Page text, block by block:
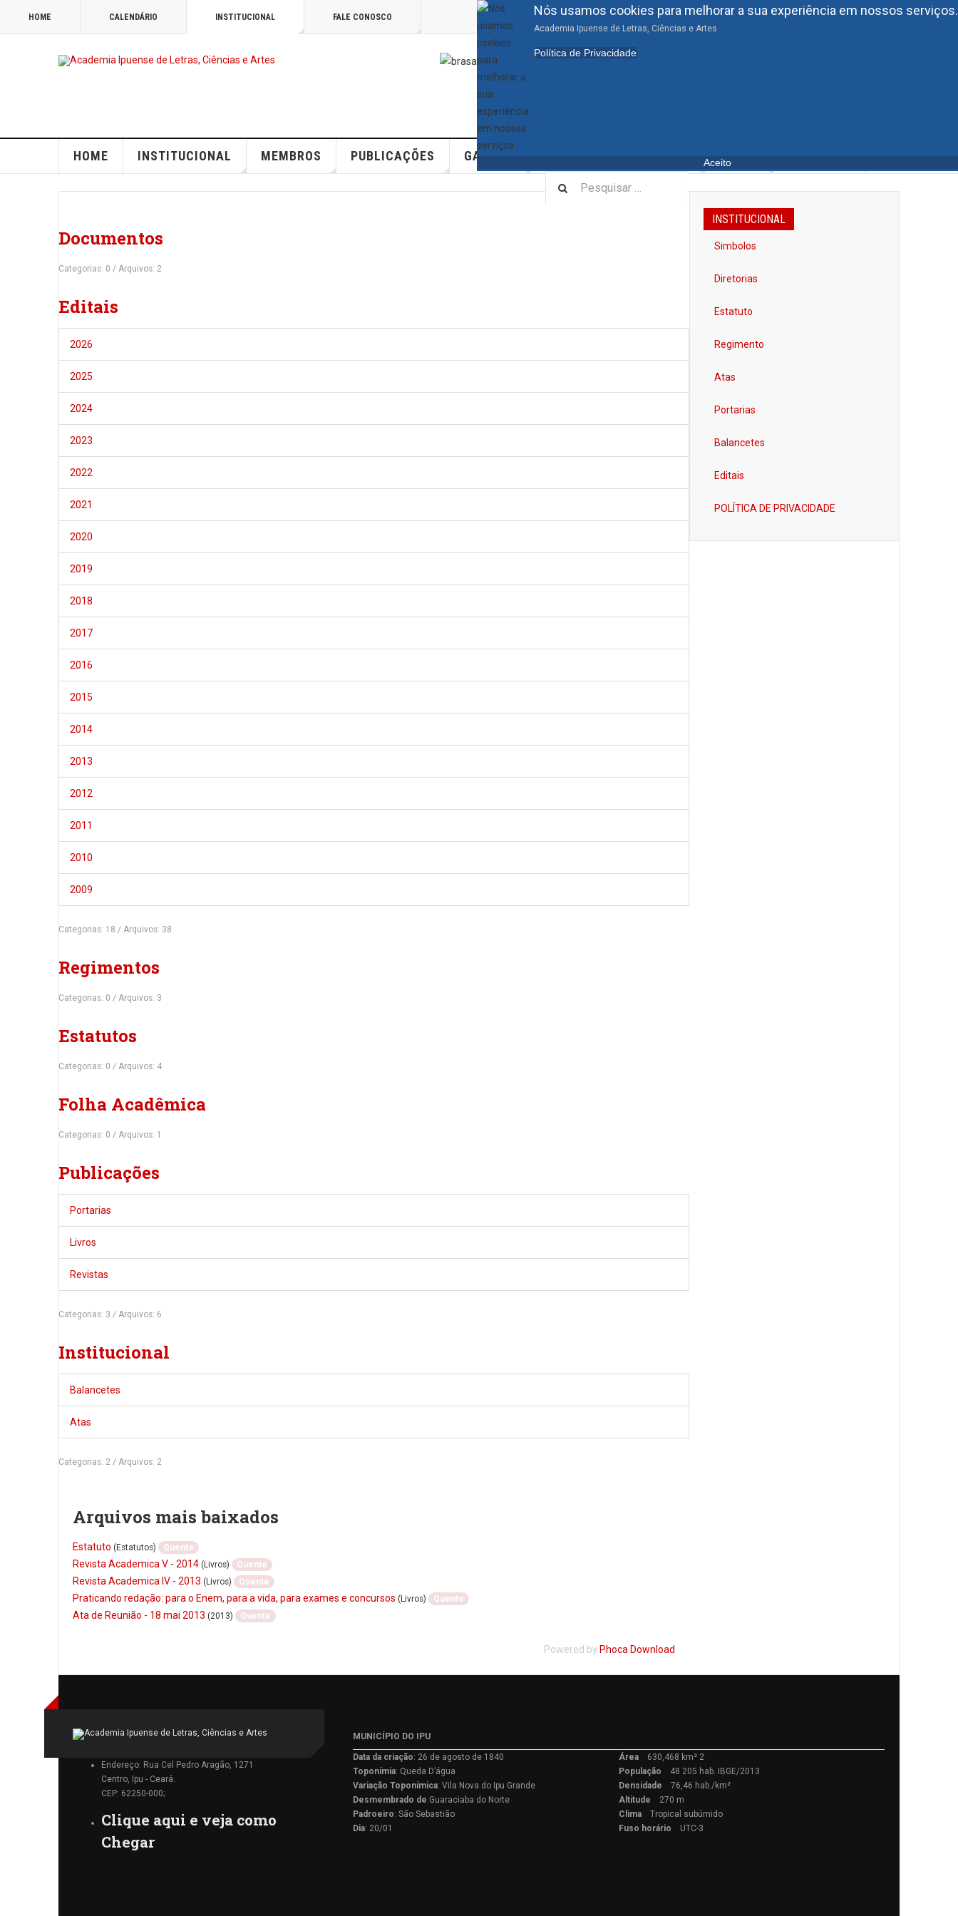
HOME CALENDÁRIO INSTITUCIONAL FALE CONOSCO Nós usamos cookies para melhorar a sua experiência em nossos serviços.
Academia Ipuense de Letras, Ciências e Artes
Política de Privacidade
Aceito
HOME INSTITUCIONAL MEMBROS PUBLICAÇÕES GALERIA RÁDIOS BIBLIOTECA ARTES FACEBOOK
Documentos
Categorias: 0 / Arquivos: 2
Editais
2026
2025
2024
2023
2022
2021
2020
2019
2018
2017
2016
2015
2014
2013
2012
2011
2010
2009
Categorias: 18 / Arquivos: 38
Regimentos
Categorias: 0 / Arquivos: 3
Estatutos
Categorias: 0 / Arquivos: 4
Folha Acadêmica
Categorias: 0 / Arquivos: 1
Publicações
Portarias
Livros
Revistas
Categorias: 3 / Arquivos: 6
Institucional
Balancetes
Atas
Categorias: 2 / Arquivos: 2
Arquivos mais baixados
Estatuto (Estatutos) Quente
Revista Academica V - 2014 (Livros) Quente
Revista Academica IV - 2013 (Livros) Quente
Praticando redação: para o Enem, para a vida, para exames e concursos (Livros) Quente
Ata de Reunião - 18 mai 2013 (2013) Quente
Powered by Phoca Download
INSTITUCIONAL
Simbolos
Diretorias
Estatuto
Regimento
Atas
Portarias
Balancetes
Editais
POLÍTICA DE PRIVACIDADE
Endereço: Rua Cel Pedro Aragão, 1271
Centro, Ipu - Ceará.
CEP: 62250-000;
Clique aqui e veja como
Chegar
MUNICÍPIO DO IPU
Data da criação: 26 de agosto de 1840
Toponímia: Queda D’água
Variação Toponímica: Vila Nova do Ipu Grande
Desmembrado de Guaraciaba do Norte
Padroeiro: São Sebastião
Dia: 20/01
Área 630,468 km² 2
População 48 205 hab. IBGE/2013
Densidade 76,46 hab./km²
Altitude 270 m
Clima Tropical subúmido
Fuso horário UTC-3